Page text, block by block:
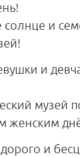
солнце и
и
музей
женским
дорого и